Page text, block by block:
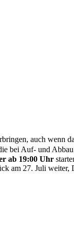
auch wenn
bei Auf- und
ab 19:00 Uhr
am 27. Juli weiter,